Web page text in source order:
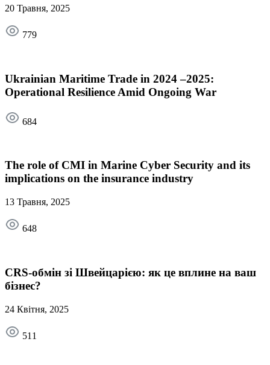
20 Травня, 2025
779
Ukrainian Maritime Trade in 2024 –2025:
Operational Resilience Amid Ongoing War
684
The role of CMI in Marine Cyber Security and its
implications on the insurance industry
13 Травня, 2025
648
CRS-обмін зі Швейцарією: як це вплине на ваш
бізнес?
24 Квітня, 2025
511